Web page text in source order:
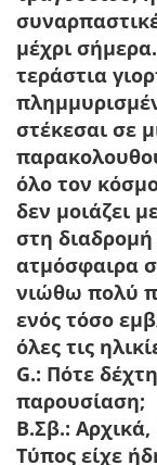
μέχρι
τεράστια
στέκεσαι σε
όλο τον
δεν μοιάζει
στη διαδρομή
ατμόσφαιρα
νιώθω πολύ
ενός τόσο
όλες τις
G.: Πότε
παρουσίαση;
Β.Σβ.:
Τύπος είχε